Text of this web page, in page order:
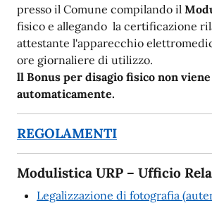
presso il Comune compilando il
fisico e allegando la certificazione
attestante l'apparecchio
ore giornaliere di utilizzo.
ll Bonus per disagio fisico non
automaticamente.
REGOLAMENTI
Modulistica URP – Ufficio
Legalizzazione di fotografia